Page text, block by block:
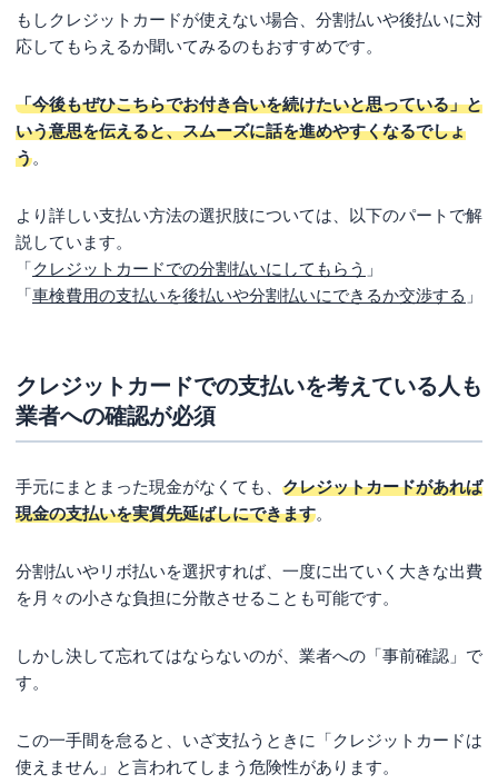
車検費用の交渉時に必ず避けるべきNGな伝え方
ーンの選び方
車検費用をカバーするためのお金を借りられるローンは
方
ローンを利用する前に知っておきたい4つの注意点
車検費用のよくある質問
できる？
Q.車検費用が高すぎる気がするのですが、なぜ高額にな
まとめ
もしクレジットカードが使えない場合、分割払いや後払いに対
応してもらえるか聞いてみるのもおすすめです。
「今後もぜひこちらでお付き合いを続けたいと思っている」と
いう意思を伝えると、スムーズに話を進めやすくなるでしょ
う。
より詳しい支払い方法の選択肢については、以下のパートで解
説しています。
「 クレジットカードでの分割払いにしてもらう 」
「 車検費用の支払いを後払いや分割払いにできるか交渉する 」
クレジットカードでの支払いを考えている人も
業者への確認が必須
手元にまとまった現金がなくても、 クレジットカードがあれば
現金の支払いを実質先延ばしにできます。
分割払いやリボ払いを選択すれば、一度に出ていく大きな出費
を月々の小さな負担に分散させることも可能です。
しかし決して忘れてはならないのが、業者への「事前確認」で
す。
この一手間を怠ると、いざ支払うときに「クレジットカードは
使えません」と言われてしまう危険性があります。